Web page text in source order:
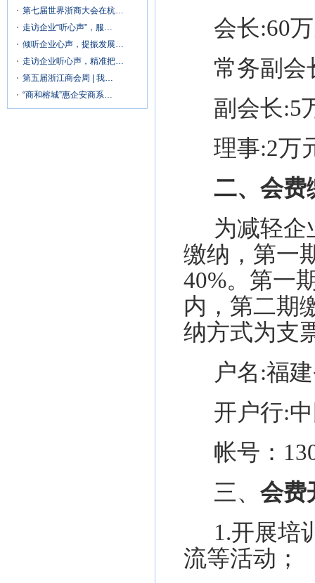
第七届世界浙商大会在杭…
走访企业“听心声”，服…
倾听企业心声，提振发展…
走访企业听心声，精准把…
第五届浙江商会周 | 我…
“商和榕城”惠企安商系…
会长:60万
常务副会
副会长:5
理事:2万
二、会费
为减轻企
缴纳，第一
40%。第一
内，第二期
纳方式为支
户名:福
开户行:
帐号 ：
三、 会费
1.开展培
流等活动 ；